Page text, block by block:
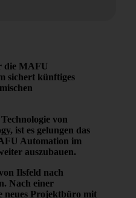
die MAFU
sichert künftiges
von
ist es gelungen das
Automation im
auszubauen.
Ilsfeld nach
Nach einer
neues Projektbüro mit